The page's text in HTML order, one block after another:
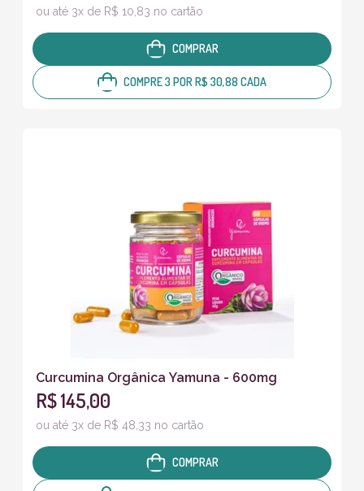
ou até 3x de R$ 10,83 no cartão
COMPRAR
COMPRE 3 POR R$ 30,88 CADA
Curcumina Orgânica Yamuna - 600mg
R$ 145,00
ou até 3x de R$ 48,33 no cartão
COMPRAR